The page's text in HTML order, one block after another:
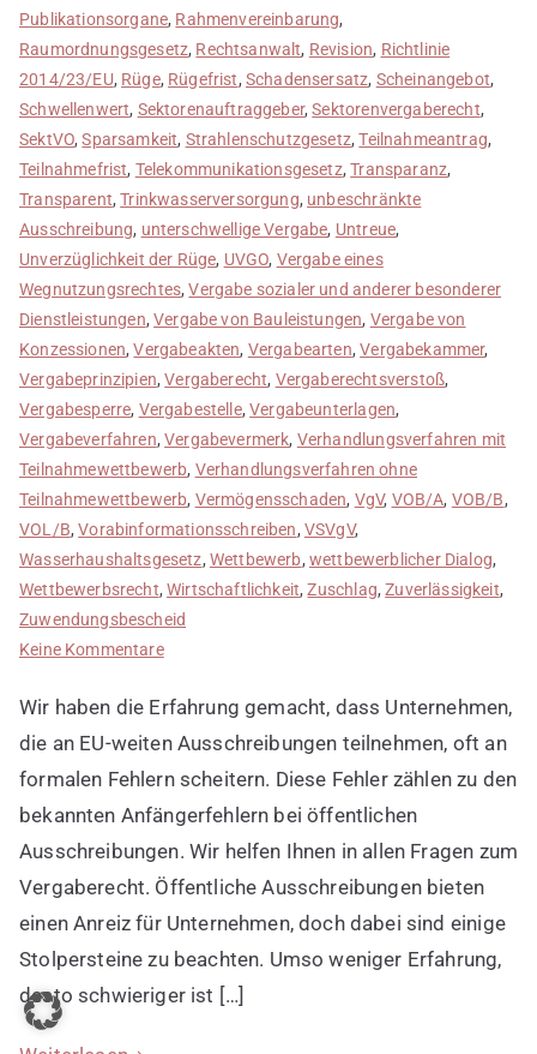
Publikationsorgane, Rahmenvereinbarung,
Raumordnungsgesetz, Rechtsanwalt, Revision, Richtlinie
2014/23/EU, Rüge, Rügefrist, Schadensersatz, Scheinangebot,
Schwellenwert, Sektorenauftraggeber,Sektorenvergaberecht,
SektVO,Sparsamkeit, Strahlenschutzgesetz,Teilnahmeantrag,
Teilnahmefrist, Telekommunikationsgesetz,Transparanz,
Transparent,Trinkwasserversorgung, unbeschränkte
Ausschreibung, unterschwellige Vergabe, Untreue,
Unverzüglichkeit der Rüge, UVGO, Vergabe eines
Wegnutzungsrechtes,Vergabe sozialer und anderer besonderer
Dienstleistungen,Vergabe von Bauleistungen, Vergabe von
Konzessionen,Vergabeakten, Vergabearten,Vergabekammer,
Vergabeprinzipien,Vergaberecht, Vergaberechtsverstoß,
Vergabesperre, Vergabestelle,Vergabeunterlagen,
Vergabeverfahren,Vergabevermerk, Verhandlungsverfahren mit
Teilnahmewettbewerb, Verhandlungsverfahren ohne
Teilnahmewettbewerb, Vermögensschaden, VgV, VOB/A, VOB/B,
VOL/B,Vorabinformationsschreiben, VSVgV,
Wasserhaushaltsgesetz, Wettbewerb, wettbewerblicher Dialog,
Wettbewerbsrecht,Wirtschaftlichkeit,Zuschlag,Zuverlässigkeit,
Zuwendungsbescheid
Keine Kommentarezu
bei
öffentlichen
Ausschreibungen
Wir haben die Erfahrung gemacht, dass Unternehmen,
die an EU-weiten Ausschreibungen teilnehmen, oft an
formalen Fehlern scheitern. Diese Fehler zählen zu den
bekannten Anfängerfehlern bei öffentlichen
Ausschreibungen. Wir helfen Ihnen in allen Fragen zum
Vergaberecht. Öffentliche Ausschreibungen bieten
einen Anreiz für Unternehmen, doch dabei sind einige
Stolpersteine zu beachten. Umso weniger Erfahrung,
desto schwieriger ist […]